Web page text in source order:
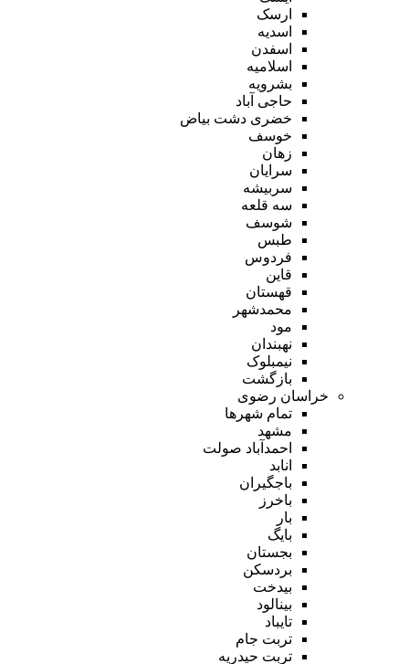
ارسک
اسدیه
اسفدن
اسلامیه
بشرویه
حاجی آباد
خضری دشت بیاض
خوسف
زهان
سرایان
سربیشه
سه قلعه
شوسف
طبس
فردوس
قاین
قهستان
محمدشهر
مود
نهبندان
نیمبلوک
بازگشت
خراسان رضوی
تمام شهر‌ها
مشهد
احمدآباد صولت
انابد
باجگیران
باخرز
بار
بایگ
بجستان
بردسکن
بیدخت
بینالود
تایباد
تربت جام
تربت حیدریه